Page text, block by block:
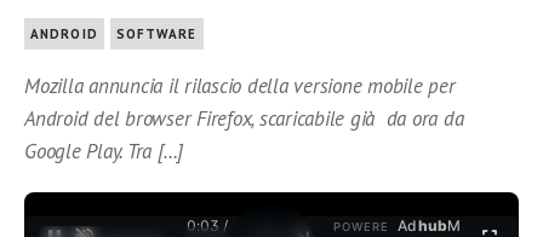
ANDROID SOFTWARE
Mozilla annuncia il rilascio della versione mobile per
Android del browser Firefox, scaricabile già da ora da
Google Play. Tra […]
0:03 /
POWERE
AdhubM